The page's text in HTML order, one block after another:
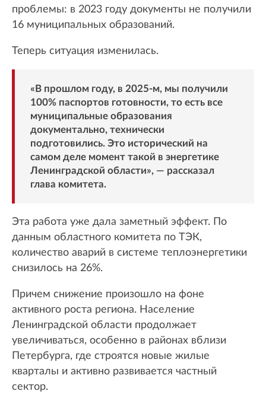
проблемы: в 2023 году документы не получили
16 муниципальных образований.
Теперь ситуация изменилась.
«В прошлом году, в 2025-м, мы получили
100% паспортов готовности, то есть все
муниципальные образования
документально, технически
подготовились. Это исторический на
самом деле момент такой в энергетике
Ленинградской области», — рассказал
глава комитета.
Эта работа уже дала заметный эффект. По
данным областного комитета по ТЭК,
количество аварий в системе теплоэнергетики
снизилось на 26%.
Причем снижение произошло на фоне
активного роста региона. Население
Ленинградской области продолжает
увеличиваться, особенно в районах вблизи
Петербурга, где строятся новые жилые
кварталы и активно развивается частный
сектор.